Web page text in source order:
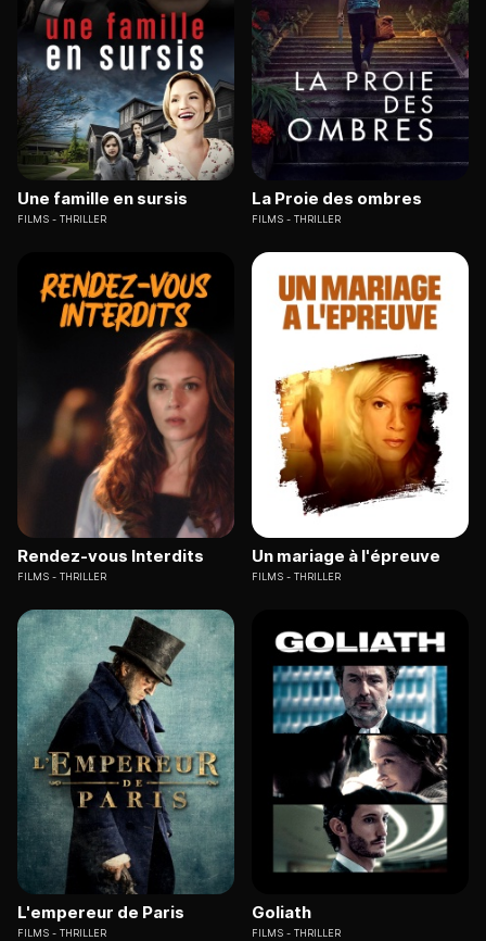
Une famille en sursis
FILMS THRILLER
La Proie des ombres
FILMS THRILLER
Rendez-vous Interdits
FILMS THRILLER
Un mariage à l'épreuve
FILMS THRILLER
L'empereur de Paris
FILMS THRILLER
Goliath
FILMS THRILLER